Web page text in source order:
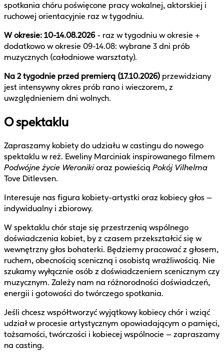
spotkania chóru poświęcone pracy wokalnej, aktorskiej i
ruchowej orientacyjnie raz w tygodniu.
W okresie: 10-14.08.2026- raz w tygodniu w okresie +
dodatkowo w okresie 09-14.08: wybrane 3 dni prób
muzycznych (całodniowe warsztaty).
Na 2 tygodnie przed premierą (17.10.2026) przewidziany
jest intensywny okres prób rano i wieczorem, z
uwzględnieniem dni wolnych.
O spektaklu
Zapraszamy kobiety do udziału w castingu do nowego
spektaklu w reż. Eweliny Marciniak inspirowanego filmem
Podwójne życie Weronikioraz powieścią Pokój Vilhelma
Tove Ditlevsen.
Interesuje nas figura kobiety-artystki oraz kobiecy głos –
indywidualny i zbiorowy.
W spektaklu chór staje się przestrzenią wspólnego
doświadczenia kobiet, by z czasem przekształcić się w
wewnętrzny głos bohaterki. Będziemy pracować z głosem,
ruchem, obecnością sceniczną i osobistą wrażliwością. Nie
szukamy wyłącznie osób z doświadczeniem scenicznym czy
muzycznym. Zależy nam na różnorodności doświadczeń,
energii i gotowości do twórczego spotkania.
Jeśli chcesz współtworzyć wyjątkowy kobiecy chór i wziąć
udział w procesie artystycznym opowiadającym o pamięci,
tożsamości, twórczości i kobiecej wspólnocie – zapraszamy
na casting.